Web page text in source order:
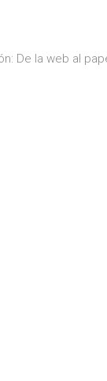
De la web al